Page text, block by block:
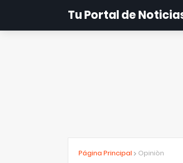
Tu Portal de
Página Principal Opiniòn